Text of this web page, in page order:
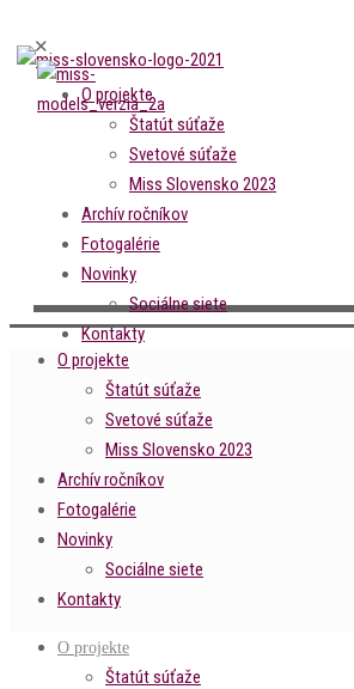
✕
O projekte
Štatút súťaže
Svetové súťaže
Miss Slovensko 2023
Archív ročníkov
Fotogalérie
Novinky
Sociálne siete
Kontakty
O projekte
Štatút súťaže
Svetové súťaže
Miss Slovensko 2023
Archív ročníkov
Fotogalérie
Novinky
Sociálne siete
Kontakty
O projekte
Štatút súťaže